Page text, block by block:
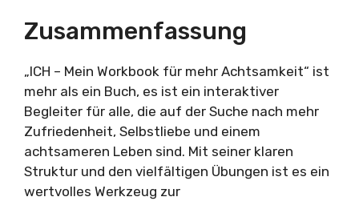
Zusammenfassung
„ICH – Mein Workbook für mehr Achtsamkeit“ ist
mehr als ein Buch, es ist ein interaktiver
Begleiter für alle, die auf der Suche nach mehr
Zufriedenheit, Selbstliebe und einem
achtsameren Leben sind. Mit seiner klaren
Struktur und den vielfältigen Übungen ist es ein
wertvolles Werkzeug zur